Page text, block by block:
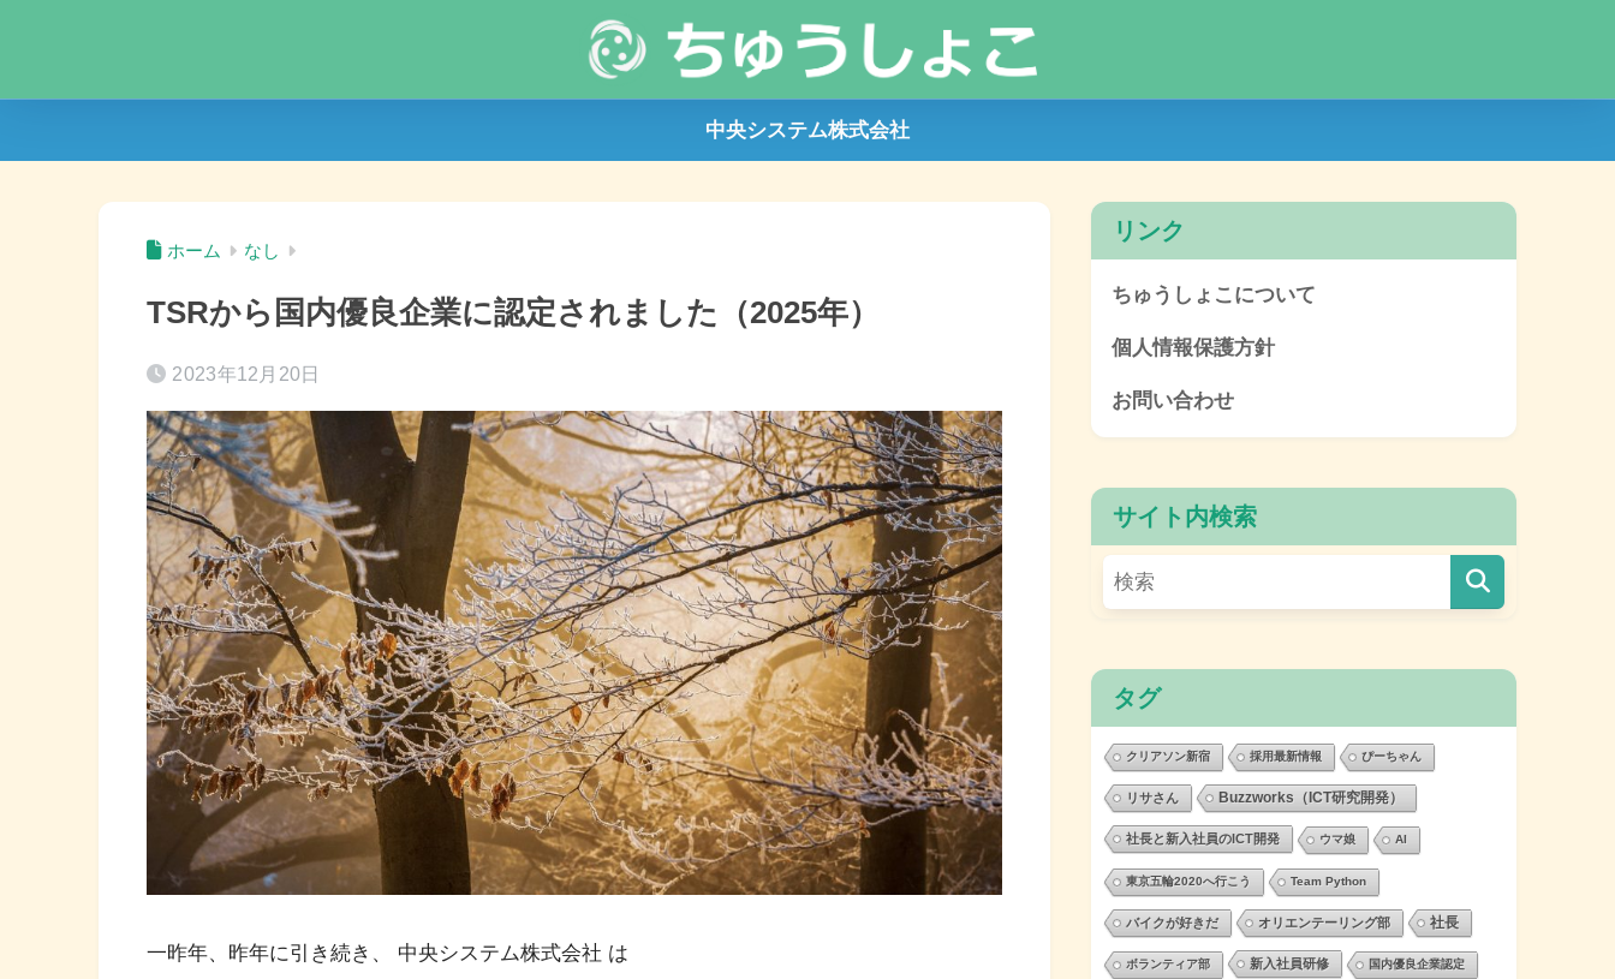
中央システム株式会社
ホーム なし
TSRから国内優良企業に認定されました（2025年）
2023年12月20日
一昨年、昨年に引き続き、 中央システム株式会社 は
リンク
ちゅうしょこについて
個人情報保護方針
お問い合わせ
サイト内検索
タグ
クリアソン新宿 採用最新情報 ぴーちゃん
リサさん Buzzworks（ICT研究開発）
社長と新入社員のICT開発 ウマ娘 AI
東京五輪2020へ行こう Team Python
バイクが好きだ オリエンテーリング部 社長
ボランティア部 新入社員研修 国内優良企業認定